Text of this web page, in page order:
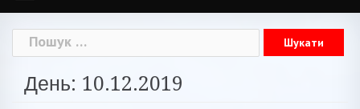
Пошук:
День: 10.12.2019